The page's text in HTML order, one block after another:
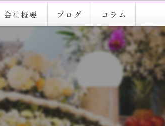
会社概要 ブログ コラム